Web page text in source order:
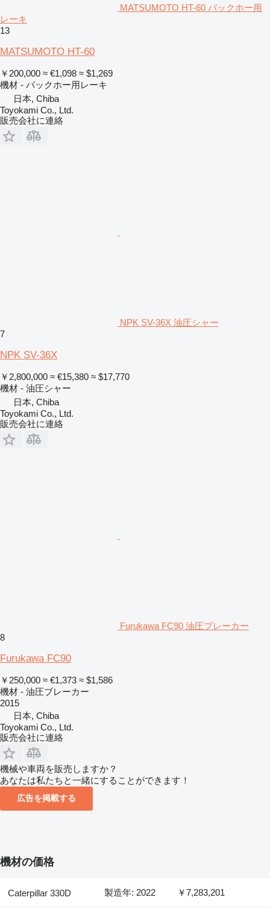
MATSUMOTO HT-60 バックホー用
レーキ
13
MATSUMOTO HT-60
￥200,000 ≈ €1,098 ≈ $1,269
機材 - バックホー用レーキ
日本, Chiba
Toyokami Co., Ltd.
販売会社に連絡
NPK SV-36X 油圧シャー
7
NPK SV-36X
￥2,800,000 ≈ €15,380 ≈ $17,770
機材 - 油圧シャー
日本, Chiba
Toyokami Co., Ltd.
販売会社に連絡
Furukawa FC90 油圧ブレーカー
8
Furukawa FC90
￥250,000 ≈ €1,373 ≈ $1,586
機材 - 油圧ブレーカー
2015
日本, Chiba
Toyokami Co., Ltd.
販売会社に連絡
機械や車両を販売しますか？
あなたは私たちと一緒にすることができます！
広告を掲載する
機材の価格
Caterpillar 330D 製造年: 2022 ￥7,283,201